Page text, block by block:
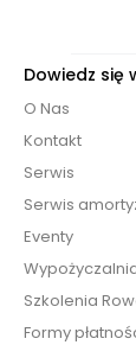
Dowiedz się
O Nas
Kontakt
Serwis
Serwis
Eventy
Szkolenia
Formy